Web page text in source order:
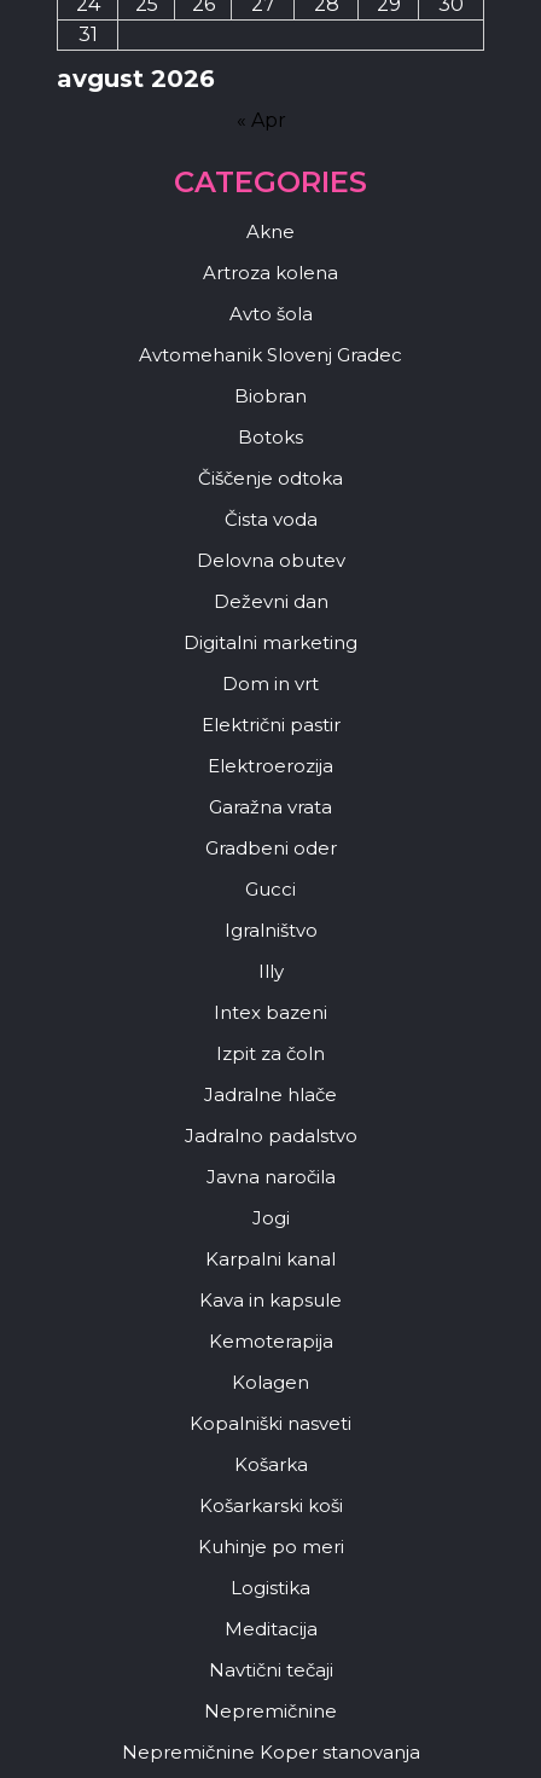
avgust 2026
24 25 26 27 28 29
30
31
« Apr
CATEGORIES
Akne
Artroza kolena
Avto šola
Avtomehanik Slovenj Gradec
Biobran
Botoks
Čiščenje odtoka
Čista voda
Delovna obutev
Deževni dan
Digitalni marketing
Dom in vrt
Električni pastir
Elektroerozija
Garažna vrata
Gradbeni oder
Gucci
Igralništvo
Illy
Intex bazeni
Izpit za čoln
Jadralne hlače
Jadralno padalstvo
Javna naročila
Jogi
Karpalni kanal
Kava in kapsule
Kemoterapija
Kolagen
Kopalniški nasveti
Košarka
Košarkarski koši
Kuhinje po meri
Logistika
Meditacija
Navtični tečaji
Nepremičnine
Nepremičnine Koper stanovanja